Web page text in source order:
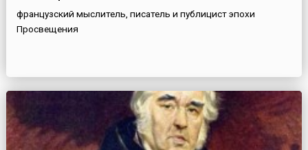
французский мыслитель, писатель и публицист эпохи
Просвещения